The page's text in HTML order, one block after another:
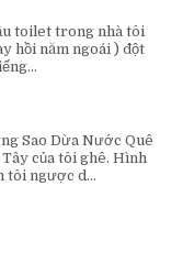
toilet trong nhà tôi
hồi năm ngoái ) đột
Sao Dừa Nước Quê
của tôi ghê. Hình
tôi ngược d...